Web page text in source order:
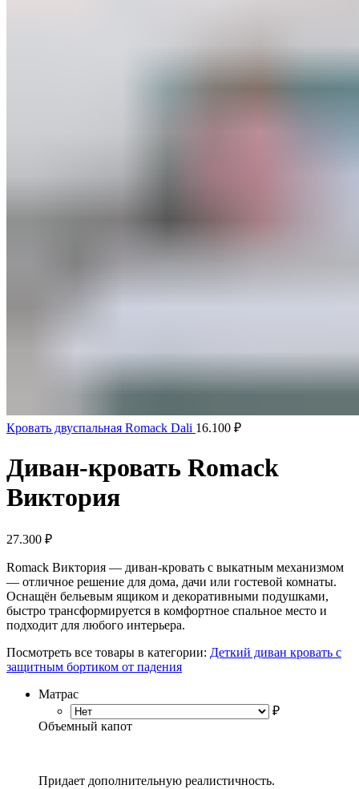
Кровать двуспальная Romack Dali 16.100 ₽
Диван-кровать Romack
Виктория
27.300 ₽
Romack Виктория — диван-кровать с выкатным механизмом
— отличное решение для дома, дачи или гостевой комнаты.
Оснащён бельевым ящиком и декоративными подушками,
быстро трансформируется в комфортное спальное место и
подходит для любого интерьера.
Посмотреть все товары в категории: Деткий диван кровать с
защитным бортиком от падения
Матрас
₽
Объемный капот
Придает дополнительную реалистичность.